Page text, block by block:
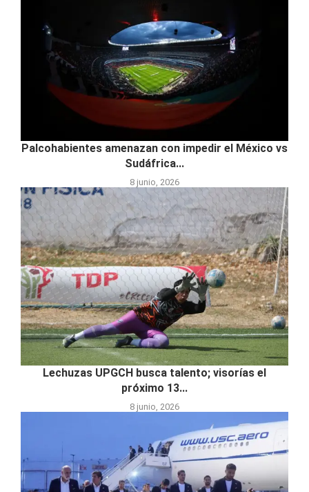
Palcohabientes amenazan con impedir el México vs
Sudáfrica...
8 junio, 2026
Lechuzas UPGCH busca talento; visorías el
próximo 13...
8 junio, 2026